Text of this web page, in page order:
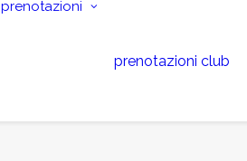
prenotazioni
prenotazioni club